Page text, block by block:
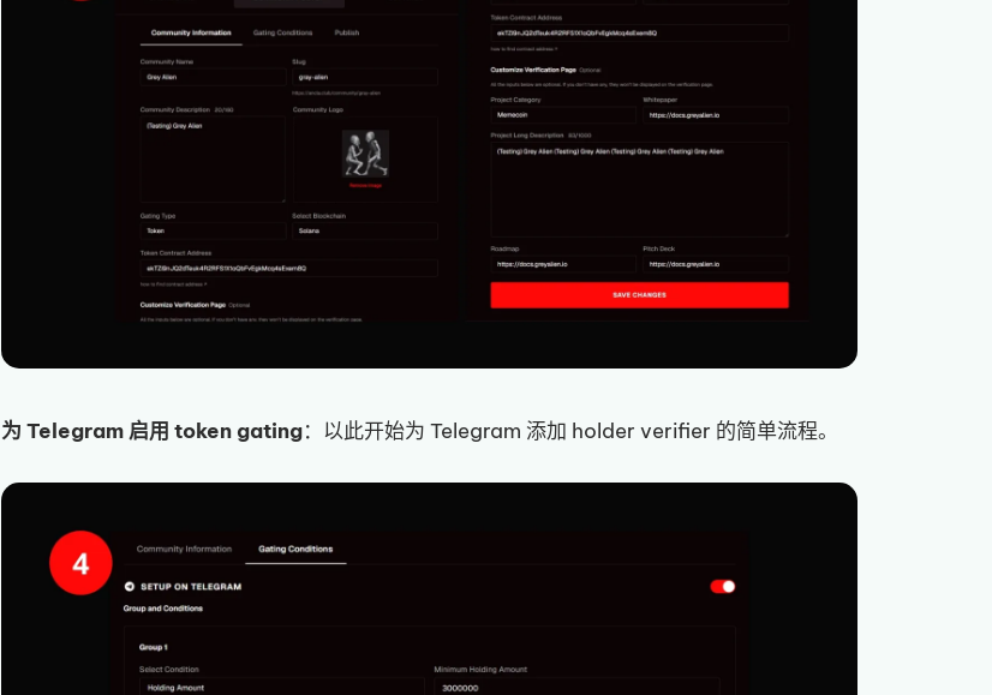
为 Telegram 启用 token gating：以此开始为 Telegram 添加 holder verifier 的简单流程。